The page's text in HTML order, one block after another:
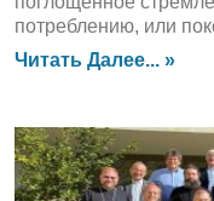
потреблению, или
Читать Далее... »
ЛЕНТА